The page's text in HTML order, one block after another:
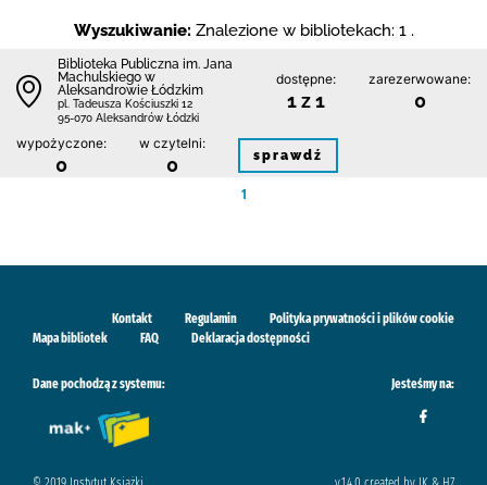
Wyszukiwanie: Znalezione w bibliotekach: 1 .
Biblioteka Publiczna im. Jana
Machulskiego w
Aleksandrowie Łódzkim
pl. Tadeusza Kościuszki 12
95-070 Aleksandrów Łódzki
dostępne:
1 z 1
zarezerwowane:
0
wypożyczone:
0
w czytelni:
0 sprawdź
1
Kontakt Regulamin
Polityka prywatności i plików cookie
Mapa bibliotek
FAQ Deklaracja dostępności
Dane pochodzą z systemu: Jesteśmy na: